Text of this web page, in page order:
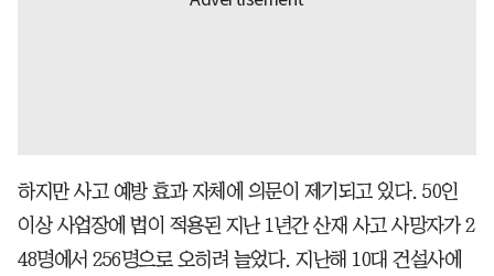
하지만 사고 예방 효과 자체에 의문이 제기되고 있다. 50인
이상 사업장에 법이 적용된 지난 1년간 산재 사고 사망자가 2
48명에서 256명으로 오히려 늘었다. 지난해 10대 건설사에